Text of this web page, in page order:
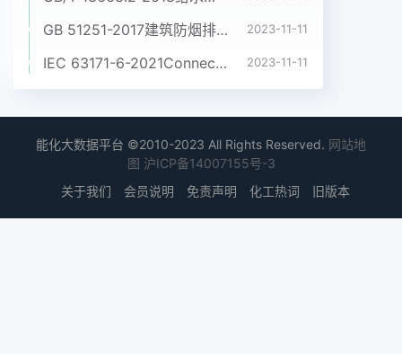
GB 51251-2017建筑防烟排烟系统技术标准 2023-11-11
IEC 63171-6-2021Connectors for electrical and electronic equipment - Part 6: Detail specification for 2-way and 4-way (data/power), shielded, free and fixed connectors for power and data transmission with frequencies up to 600 MHz 2023-11-11
能化大数据平台 ©2010-2023 All Rights Reserved. 网站地
图 沪ICP备14007155号-3
关于我们
会员说明 免责声明 化工热词 旧版本